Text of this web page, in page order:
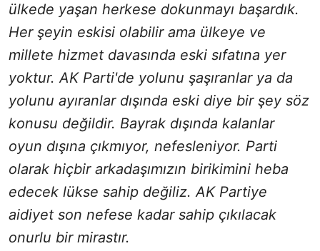
ülkede yaşan herkese dokunmayı başardık.
Her şeyin eskisi olabilir ama ülkeye ve
millete hizmet davasında eski sıfatına yer
yoktur. AK Parti'de yolunu şaşıranlar ya da
yolunu ayıranlar dışında eski diye bir şey söz
konusu değildir. Bayrak dışında kalanlar
oyun dışına çıkmıyor, nefesleniyor. Parti
olarak hiçbir arkadaşımızın birikimini heba
edecek lükse sahip değiliz. AK Partiye
aidiyet son nefese kadar sahip çıkılacak
onurlu bir mirastır.